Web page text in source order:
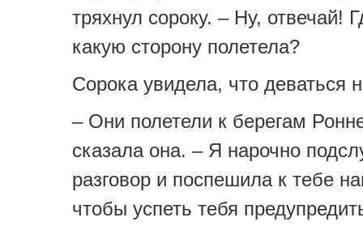
тряхнул сороку. – Ну, отвечай!
какую сторону полетела?
Сорока увидела, что деваться
– Они полетели к берегам
сказала она. – Я нарочно
разговор и поспешила к тебе
чтобы успеть тебя